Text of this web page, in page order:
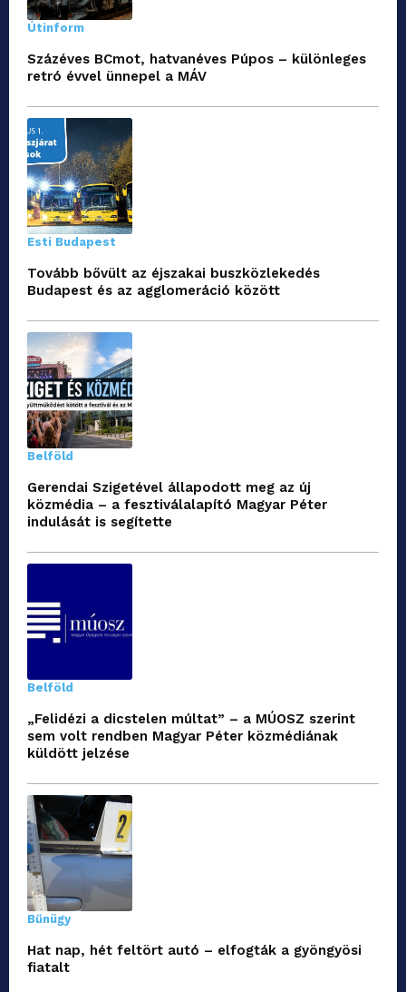
Útinform
Százéves BCmot, hatvanéves Púpos – különleges
retró évvel ünnepel a MÁV
Esti Budapest
Tovább bővült az éjszakai buszközlekedés
Budapest és az agglomeráció között
Belföld
Gerendai Szigetével állapodott meg az új
közmédia – a fesztiválalapító Magyar Péter
indulását is segítette
Belföld
„Felidézi a dicstelen múltat” – a MÚOSZ szerint
sem volt rendben Magyar Péter közmédiának
küldött jelzése
Bűnügy
Hat nap, hét feltört autó – elfogták a gyöngyösi
fiatalt